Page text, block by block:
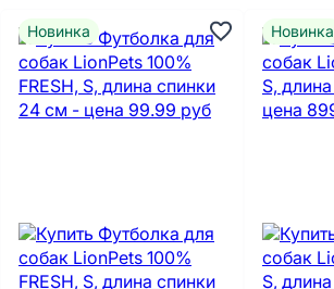
Новинка Новинка